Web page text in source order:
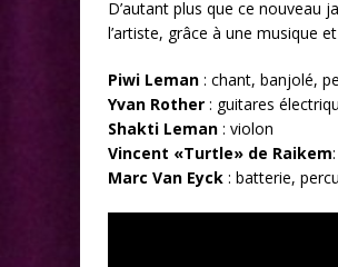
D’autant plus que ce nouveau
l’artiste, grâce à une musique
Piwi Leman : chant, banjolé,
Yvan Rother : guitares
Shakti Leman : violon
Vincent «Turtle» de Raikem
Marc Van Eyck : batterie,